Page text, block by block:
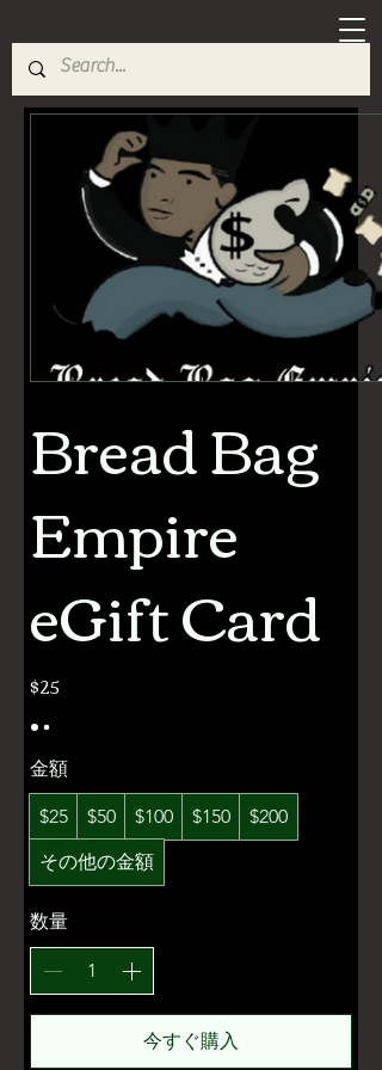
Bread Bag
Empire
eGift Card
$25
金額
$25 $50 $100 $150
$200
その他の金額
数量
今すぐ購入